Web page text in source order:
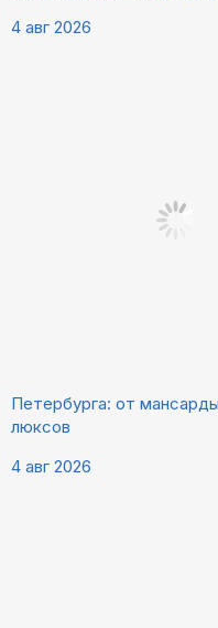
4 авг 2026
Петербурга: от
люксов
4 авг 2026